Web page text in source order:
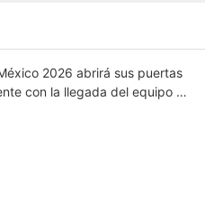
2026 abrirá sus puertas
con la llegada del equipo de